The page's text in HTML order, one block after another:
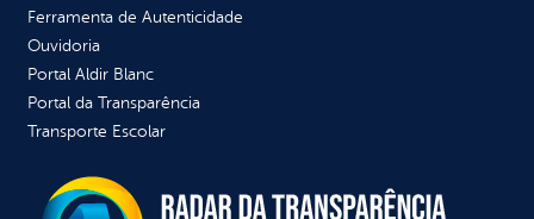
Ferramenta de Autenticidade
Ouvidoria
Portal Aldir Blanc
Portal da Transparência
Transporte Escolar